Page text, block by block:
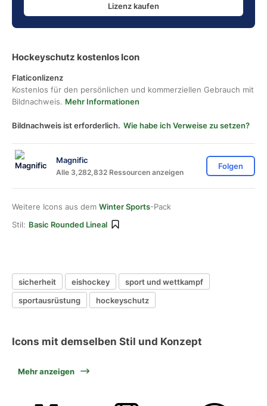
Lizenz kaufen
Hockeyschutz kostenlos Icon
Flaticonlizenz
Kostenlos für den persönlichen und kommerziellen Gebrauch mit
Bildnachweis. Mehr Informationen
Bildnachweis ist erforderlich. Wie habe ich Verweise zu setzen?
Magnific
Alle 3,282,832 Ressourcen anzeigen
Folgen
Weitere Icons aus dem Winter Sports-Pack
Stil: Basic Rounded Lineal
sicherheit eishockey
sport und wettkampf
sportausrüstung
hockeyschutz
Icons mit demselben Stil und Konzept
Mehr anzeigen